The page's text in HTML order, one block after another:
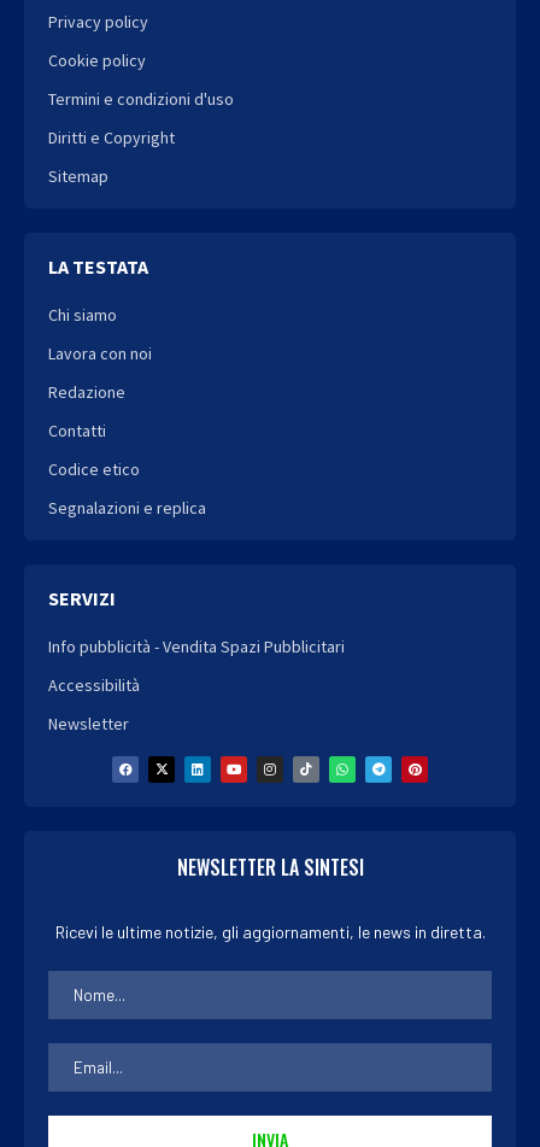
Privacy policy
Cookie policy
Termini e condizioni d'uso
Diritti e Copyright
Sitemap
LA TESTATA
Chi siamo
Lavora con noi
Redazione
Contatti
Codice etico
Segnalazioni e replica
SERVIZI
Info pubblicità - Vendita Spazi Pubblicitari
Accessibilità
Newsletter
NEWSLETTER LA SINTESI
Ricevi le ultime notizie, gli aggiornamenti, le news in diretta.